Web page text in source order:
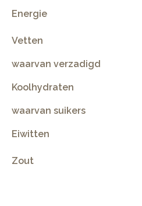
Energie
Vetten
waarvan verzadigd
Koolhydraten
waarvan suikers
Eiwitten
Zout